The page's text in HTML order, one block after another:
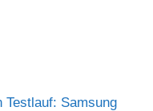
Testlauf: Samsung